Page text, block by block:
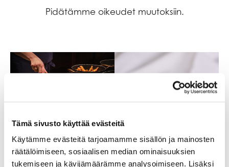
Tämä sivusto käyttää evästeitä
Käytämme evästeitä tarjoamamme sisällön ja mainosten
räätälöimiseen, sosiaalisen median ominaisuuksien
tukemiseen ja kävijämäärämme analysoimiseen. Lisäksi
Pidätämme oikeudet muutoksiin.